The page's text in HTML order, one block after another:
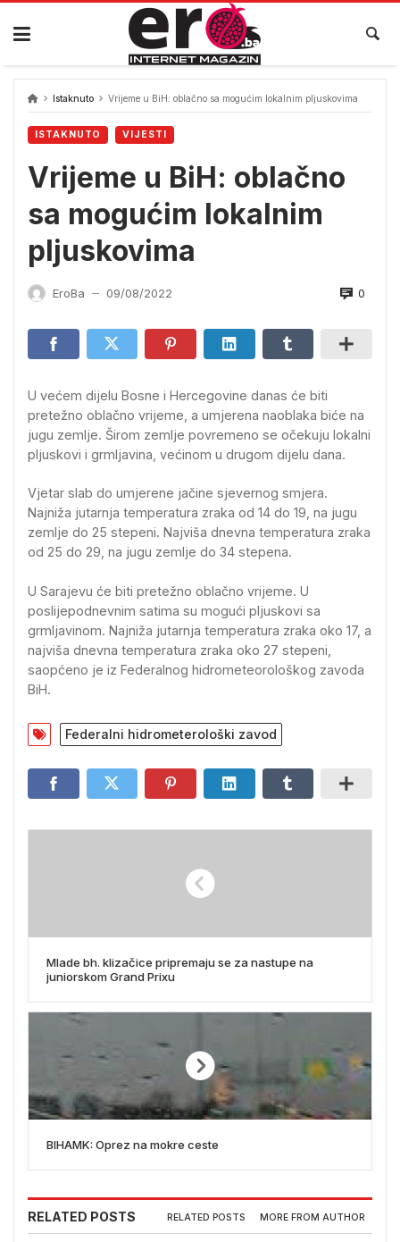
Skip
content
Istaknuto Vrijeme u BiH: oblačno sa mogućim lokalnim pljuskovima
ISTAKNUTO VIJESTI
Vrijeme u BiH: oblačno
sa mogućim lokalnim
pljuskovima
EroBa — 09/08/2022 0
U većem dijelu Bosne i Hercegovine danas će biti
pretežno oblačno vrijeme, a umjerena naoblaka biće na
jugu zemlje. Širom zemlje povremeno se očekuju lokalni
pljuskovi i grmljavina, većinom u drugom dijelu dana.
Vjetar slab do umjerene jačine sjevernog smjera.
Najniža jutarnja temperatura zraka od 14 do 19, na jugu
zemlje do 25 stepeni. Najviša dnevna temperatura zraka
od 25 do 29, na jugu zemlje do 34 stepena.
U Sarajevu će biti pretežno oblačno vrijeme. U
poslijepodnevnim satima su mogući pljuskovi sa
grmljavinom. Najniža jutarnja temperatura zraka oko 17, a
najviša dnevna temperatura zraka oko 27 stepeni,
saopćeno je iz Federalnog hidrometeorološkog zavoda
BiH.
Federalni hidrometerološki zavod
Mlade bh. klizačice pripremaju se za nastupe na
juniorskom Grand Prixu
BIHAMK: Oprez na mokre ceste
RELATED POSTS RELATED POSTS MORE FROM AUTHOR